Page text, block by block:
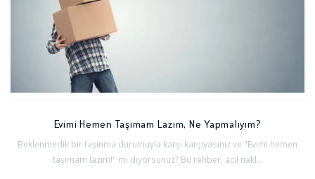
Evimi Hemen Taşımam Lazım, Ne Yapmalıyım?
Beklenmedik bir taşınma durumuyla karşı karşıyasınız ve "Evimi hemen
taşımam lazım!" mı diyorsunuz? Bu rehber, acil nakl...